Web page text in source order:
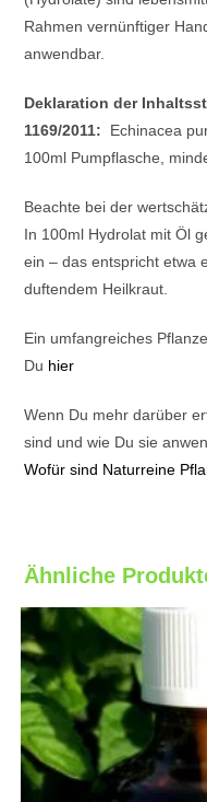
Rahmen vernünftiger
anwendbar.
Deklaration der
1169/2011:
Echinacea
100ml Pumpflasche,
Beachte bei der
In 100ml Hydrolat mit Öl
ein – das entspricht etwa
duftendem Heilkraut.
Ein umfangreiches
Du hier
Wenn Du mehr darüber
sind und wie Du sie
Wofür sind Naturreine
Ähnliche